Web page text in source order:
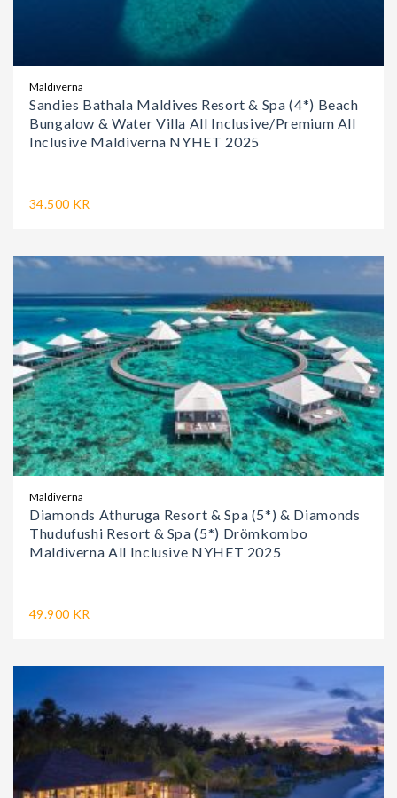
Maldiverna
Sandies Bathala Maldives Resort & Spa (4*) Beach
Bungalow & Water Villa All Inclusive/Premium All
Inclusive Maldiverna NYHET 2025
34.500 KR
Maldiverna
Diamonds Athuruga Resort & Spa (5*) & Diamonds
Thudufushi Resort & Spa (5*) Drömkombo
Maldiverna All Inclusive NYHET 2025
49.900 KR